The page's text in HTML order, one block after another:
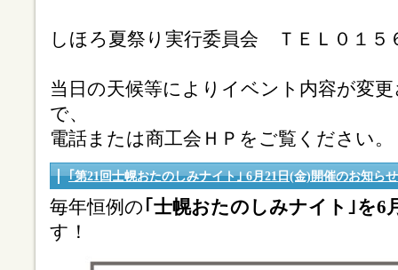
しほろ夏祭り実行委員会 ＴＥＬ０１５
当日の天候等によりイベント内容が変
で、
電話または商工会ＨＰをご覧ください。
｢第21回士幌おたのしみナイト｣ 6月21日(金)開催のお知ら
毎年恒例の ｢士幌おたのしみナイト｣を6
す！